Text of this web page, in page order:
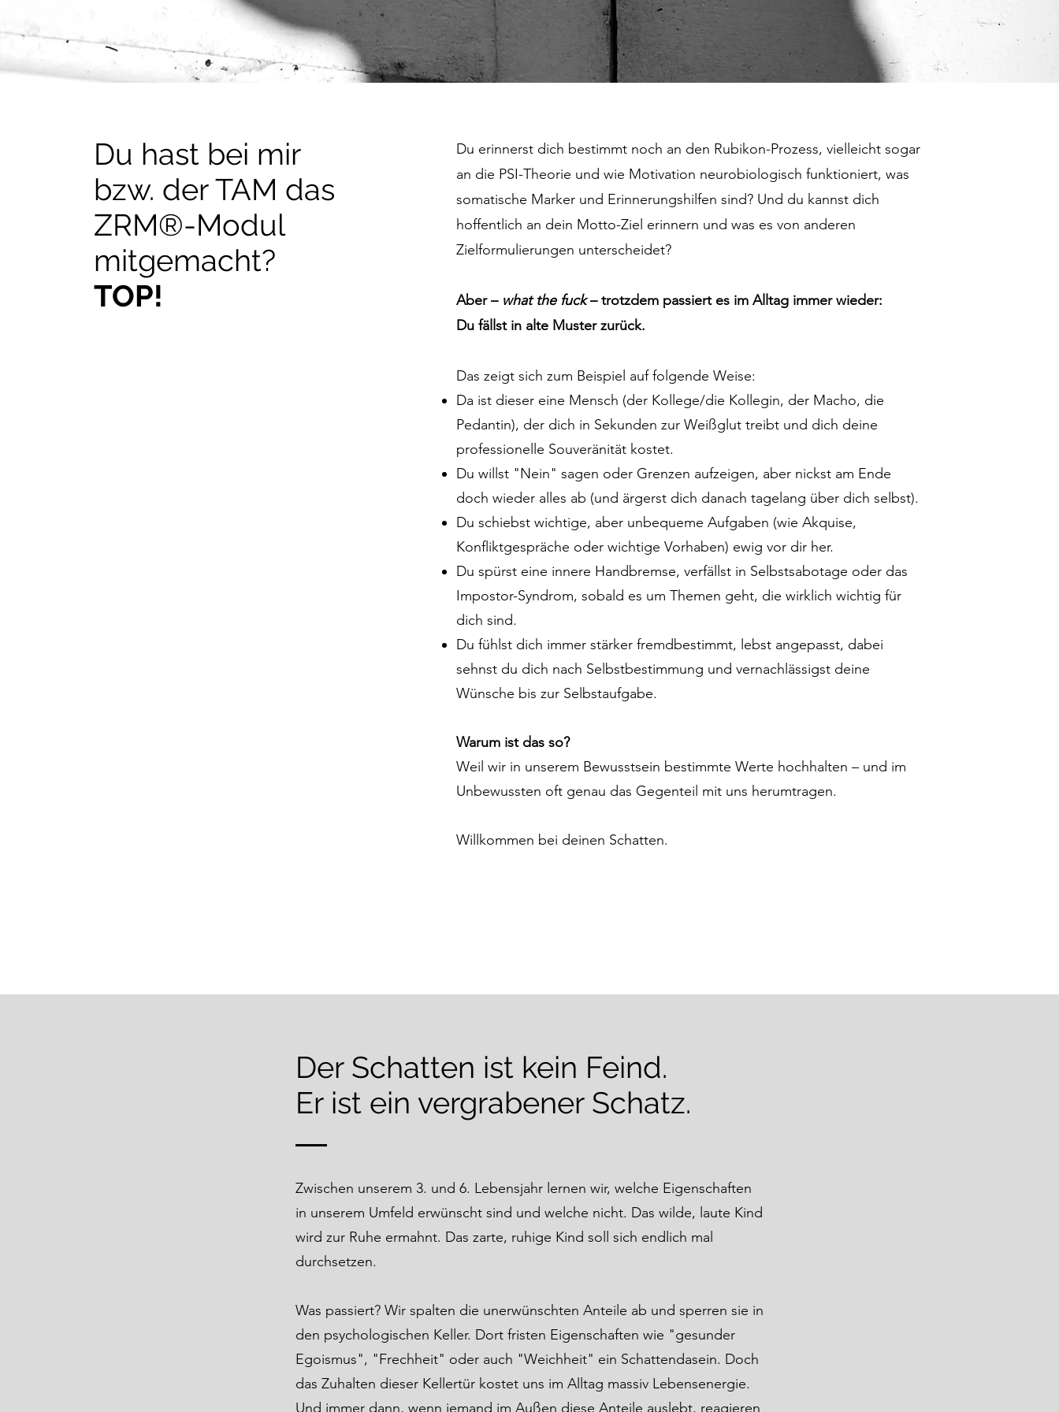
Du hast bei mir
bzw. der TAM das
ZRM®-Modul
mitgemacht?
TOP!
Du erinnerst dich bestimmt noch an den Rubikon-Prozess, vielleicht sogar
an die PSI-Theorie und wie Motivation neurobiologisch funktioniert, was
somatische Marker und Erinnerungshilfen sind? Und du kannst dich
hoffentlich an dein Motto-Ziel erinnern und was es von anderen
Zielformulierungen unterscheidet?
Aber –what the fuck– trotzdem passiert es im Alltag immer wieder:
Du fällst in alte Muster zurück.
Das zeigt sich zum Beispiel auf folgende Weise:
Da ist dieser eine Mensch (der Kollege/die Kollegin, der Macho, die
Pedantin), der dich in Sekunden zur Weißglut treibt und dich deine
professionelle Souveränität kostet.
Du willst "Nein" sagen oder Grenzen aufzeigen, aber nickst am Ende
doch wieder alles ab (und ärgerst dich danach tagelang über dich selbst).
Du schiebst wichtige, aber unbequeme Aufgaben (wie Akquise,
Konfliktgespräche oder wichtige Vorhaben) ewig vor dir her.
Du spürst eine innere Handbremse, verfällst in Selbstsabotage oder das
Impostor-Syndrom, sobald es um Themen geht, die wirklich wichtig für
dich sind.
Du fühlst dich immer stärker fremdbestimmt, lebst angepasst, dabei
sehnst du dich nach Selbstbestimmung und vernachlässigst deine
Wünsche bis zur Selbstaufgabe.
Warum ist das so?
Weil wir in unserem Bewusstsein bestimmte Werte hochhalten – und im
Unbewussten oft genau das Gegenteil mit uns herumtragen.
Willkommen bei deinen Schatten.
Der Schatten ist kein Feind.
Er ist ein vergrabener Schatz.
Zwischen unserem 3. und 6. Lebensjahr lernen wir, welche Eigenschaften
in unserem Umfeld erwünscht sind und welche nicht. Das wilde, laute Kind
wird zur Ruhe ermahnt. Das zarte, ruhige Kind soll sich endlich mal
durchsetzen.
Was passiert? Wir spalten die unerwünschten Anteile ab und sperren sie in
den psychologischen Keller. Dort fristen Eigenschaften wie "gesunder
Egoismus", "Frechheit" oder auch "Weichheit" ein Schattendasein. Doch
das Zuhalten dieser Kellertür kostet uns im Alltag massiv Lebensenergie.
Und immer dann, wenn jemand im Außen diese Anteile auslebt, reagieren